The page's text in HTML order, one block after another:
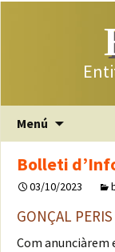
Menú
Bolleti
03/10/2023
GONÇAL
Com anunciàrem